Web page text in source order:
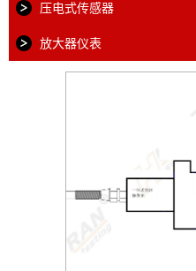
压电式传感器
放大器仪表